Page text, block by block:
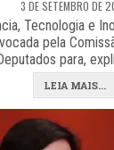
3 DE SETEMBRO DE
Tecnologia e
pela
para,
LEIA MAIS...